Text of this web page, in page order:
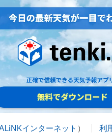
インターネット ） 利